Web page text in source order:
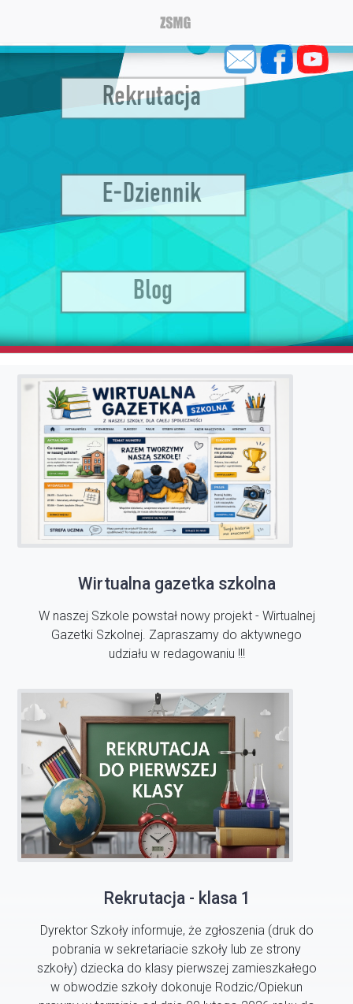
Wirtualna gazetka szkolna
W naszej Szkole powstał nowy projekt - Wirtualnej
Gazetki Szkolnej. Zapraszamy do aktywnego
udziału w redagowaniu !!!
Rekrutacja - klasa 1
Dyrektor Szkoły informuje, że zgłoszenia (druk do
pobrania w sekretariacie szkoły lub ze strony
szkoły) dziecka do klasy pierwszej zamieszkałego
w obwodzie szkoły dokonuje Rodzic/Opiekun